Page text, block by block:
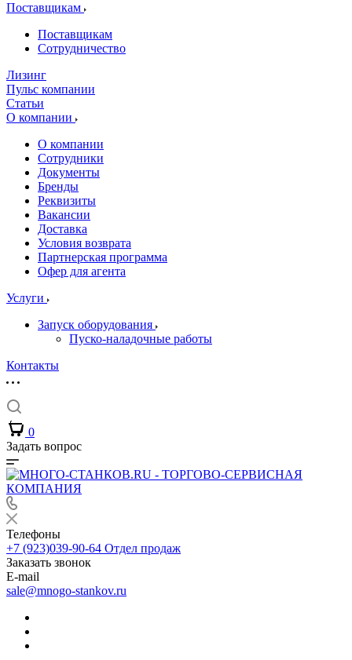
Поставщикам
Поставщикам
Сотрудничество
Лизинг
Пульс компании
Статьи
О компании
О компании
Сотрудники
Документы
Бренды
Реквизиты
Вакансии
Доставка
Условия возврата
Партнерская программа
Офер для агента
Услуги
Запуск оборудования
Пуско-наладочные работы
Контакты
0
Задать вопрос
Телефоны
+7 (923)039-90-64 Отдел продаж
Заказать звонок
E-mail
sale@mnogo-stankov.ru